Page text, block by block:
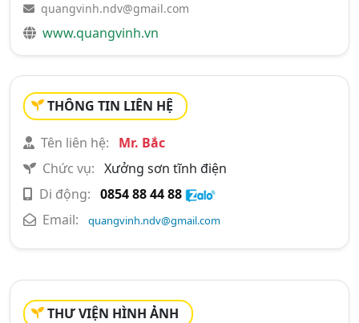
quangvinh.ndv@gmail.com
www.quangvinh.vn
THÔNG TIN LIÊN HỆ
Tên liên hệ:
Mr. Bắc
Chức vụ: Xưởng sơn tĩnh điện
Di động: 0854 88 44 88
Email:
quangvinh.ndv@gmail.com
THƯ VIỆN HÌNH ẢNH